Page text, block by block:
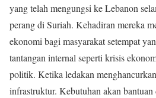
yang telah mengungsi ke Lebanon
perang di Suriah. Kehadiran mereka
ekonomi bagi masyarakat setempat
tantangan internal seperti krisis
politik. Ketika ledakan
infrastruktur. Kebutuhan akan bantuan